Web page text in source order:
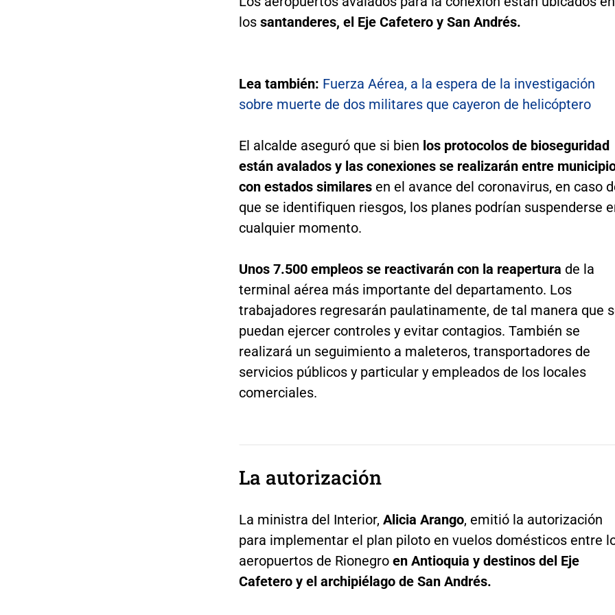
lossantanderes, el Eje Cafetero y San Andrés.
Lea también: Fuerza Aérea, a la espera de la investigación
sobre muerte de dos militares que cayeron de helicóptero
El alcalde aseguró que si bien los protocolos de bioseguridad
están avalados y las conexiones se realizarán entre
con estados similares en el avance del coronavirus, en caso
que se identifiquen riesgos, los planes podrían suspenderse
cualquier momento.
Unos 7.500 empleos se reactivarán con la reapertura de la
terminal aérea más importante del departamento. Los
trabajadores regresarán paulatinamente, de tal manera que
puedan ejercer controles y evitar contagios. También se
realizará un seguimiento a maleteros, transportadores de
servicios públicos y particular y empleados de los locales
comerciales.
La autorización
La ministra del Interior, Alicia Arango, emitió la autorización
para implementar el plan piloto en vuelos domésticos entre
aeropuertos de Rionegro en Antioquia y destinos del Eje
Cafetero y el archipiélago de San Andrés.